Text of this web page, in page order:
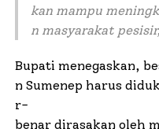
kan mampu
n masyarakat pesisir
Bupati menegaskan,
n Sumenep harus
r-
benar dirasakan oleh